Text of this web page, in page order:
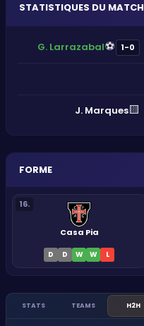
STATISTIQUES DU MATCH
G. Larrazabal⚽ 1-0
J. Marques🟨
FORME
16.
Casa Pia
D D W W L
STATS TEAMS H2H